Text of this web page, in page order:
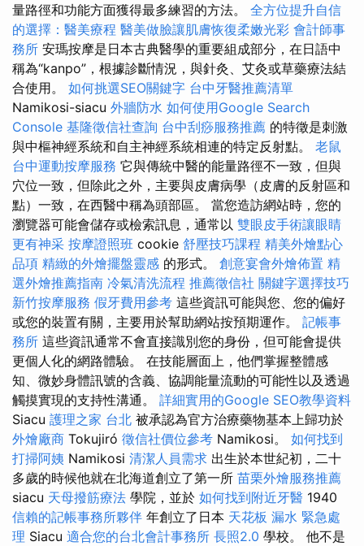
量路徑和功能方面獲得最多練習的方法。 全方位提升自信
的選擇：醫美療程 醫美做臉讓肌膚恢復柔嫩光彩 會計師事
務所 安瑪按摩是日本古典醫學的重要組成部分，在日語中
稱為“kanpo”，根據診斷情況，與針灸、艾灸或草藥療法結
合使用。 如何挑選SEO關鍵字 台中牙醫推薦清單
Namikosi-siacu 外牆防水 如何使用Google Search
Console 基隆徵信社查詢 台中刮痧服務推薦 的特徵是刺激
與中樞神經系統和自主神經系統相連的特定反射點。 老鼠
台中運動按摩服務 它與傳統中醫的能量路徑不一致，但與
穴位一致，但除此之外，主要與皮膚病學（皮膚的反射區和
點）一致，在西醫中稱為頭部區。 當您造訪網站時，您的
瀏覽器可能會儲存或檢索訊息，通常以 雙眼皮手術讓眼睛
更有神采 按摩證照班 cookie 舒壓技巧課程 精美外燴點心
品項 精緻的外燴擺盤靈感 的形式。 創意宴會外燴佈置 精
選外燴推薦指南 冷氣清洗流程 推薦徵信社 關鍵字選擇技巧
新竹按摩服務 假牙費用參考 這些資訊可能與您、您的偏好
或您的裝置有關，主要用於幫助網站按預期運作。 記帳事
務所 這些資訊通常不會直接識別您的身份，但可能會提供
更個人化的網路體驗。 在技​​能層面上，他們掌握整體感
知、微妙身體訊號的含義、協調能量流動的可能性以及透過
觸摸實現的支持性溝通。 詳細實用的Google SEO教學資料
Siacu 護理之家 台北 被承認為官方治療藥物基本上歸功於
外燴廠商 Tokujiró 徵信社價位參考 Namikosi。 如何找到
打掃阿姨 Namikosi 清潔人員需求 出生於本世紀初，二十
多歲的時候他就在北海道創立了第一所 苗栗外燴服務推薦
siacu 天母撥筋療法 學院，並於 如何找到附近牙醫 1940
信賴的記帳事務所夥伴 年創立了日本 天花板 漏水 緊急處
理 Siacu 適合您的台北會計事務所 長照2.0 學校。 他不是